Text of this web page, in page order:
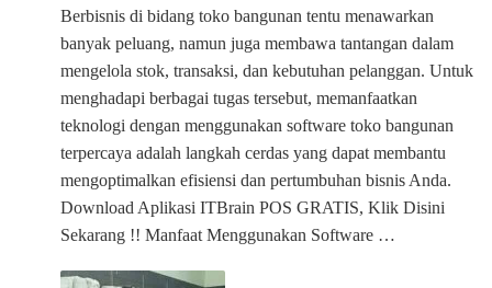
Berbisnis di bidang toko bangunan tentu menawarkan
banyak peluang, namun juga membawa tantangan dalam
mengelola stok, transaksi, dan kebutuhan pelanggan. Untuk
menghadapi berbagai tugas tersebut, memanfaatkan
teknologi dengan menggunakan software toko bangunan
terpercaya adalah langkah cerdas yang dapat membantu
mengoptimalkan efisiensi dan pertumbuhan bisnis Anda.
Download Aplikasi ITBrain POS GRATIS, Klik Disini
Sekarang !! Manfaat Menggunakan Software …